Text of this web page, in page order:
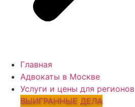
Главная
Адвокаты в Москве
Услуги и цены для регионов
ВЫИГРАННЫЕ ДЕЛА